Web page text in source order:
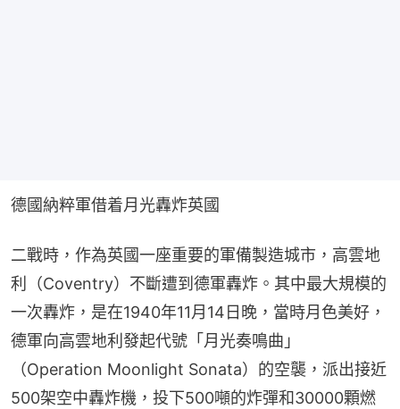
德國納粹軍借着月光轟炸英國
二戰時，作為英國一座重要的軍備製造城市，高雲地
利（Coventry）不斷遭到德軍轟炸。其中最大規模的
一次轟炸，是在1940年11月14日晚，當時月色美好，
德軍向高雲地利發起代號「月光奏鳴曲」
（Operation Moonlight Sonata）的空襲，派出接近
500架空中轟炸機，投下500噸的炸彈和30000顆燃